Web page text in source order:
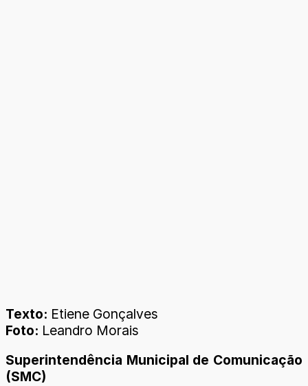
Texto: Etiene Gonçalves
Foto: Leandro Morais
Superintendência Municipal de Comunicação
(SMC)